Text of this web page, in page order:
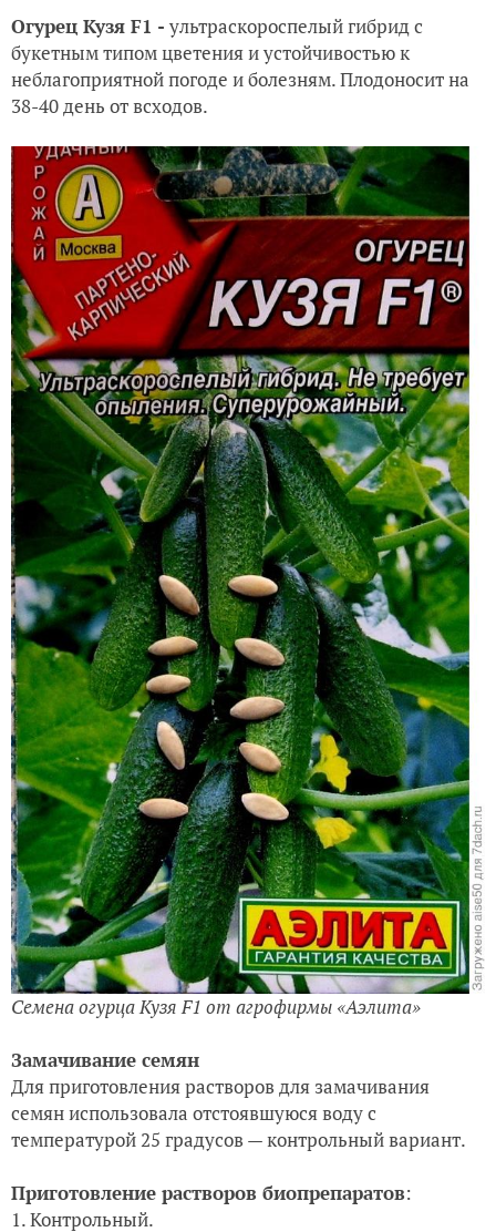
Огурец Кузя F1 - ультраскороспелый гибрид с
букетным типом цветения и устойчивостью к
неблагоприятной погоде и болезням. Плодоносит на
38-40 день от всходов.
Семена огурца Кузя F1 от агрофирмы «Аэлита»
Замачивание семян
Для приготовления растворов для замачивания
семян использовала отстоявшуюся воду с
температурой 25 градусов — контрольный вариант.
Приготовление растворов биопрепаратов:
1. Контрольный.